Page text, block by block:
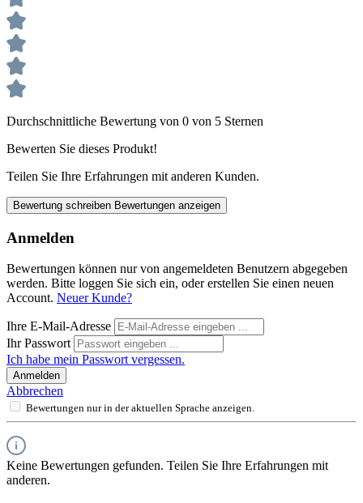
Durchschnittliche Bewertung von 0 von 5 Sternen
Bewerten Sie dieses Produkt!
Teilen Sie Ihre Erfahrungen mit anderen Kunden.
Bewertung schreiben Bewertungen anzeigen
Anmelden
Bewertungen können nur von angemeldeten Benutzern abgegeben
werden. Bitte loggen Sie sich ein, oder erstellen Sie einen neuen
Account. Neuer Kunde?
Ihre E-Mail-Adresse
Ihr Passwort
Ich habe mein Passwort vergessen.
Anmelden
Abbrechen
Bewertungen nur in der aktuellen Sprache anzeigen.
Keine Bewertungen gefunden. Teilen Sie Ihre Erfahrungen mit
anderen.